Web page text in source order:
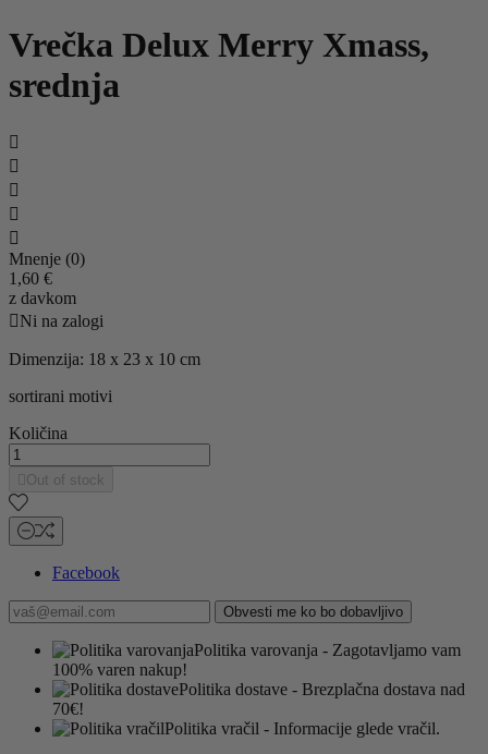
Vrečka Delux Merry Xmass,
srednja





Mnenje (0)
1,60 €
z davkom
Ni na zalogi
Dimenzija: 18 x 23 x 10 cm
sortirani motivi
Količina
Out of stock
Facebook
Obvesti me ko bo dobavljivo
Politika varovanja - Zagotavljamo vam
100% varen nakup!
Politika dostave - Brezplačna dostava nad
70€!
Politika vračil - Informacije glede vračil.